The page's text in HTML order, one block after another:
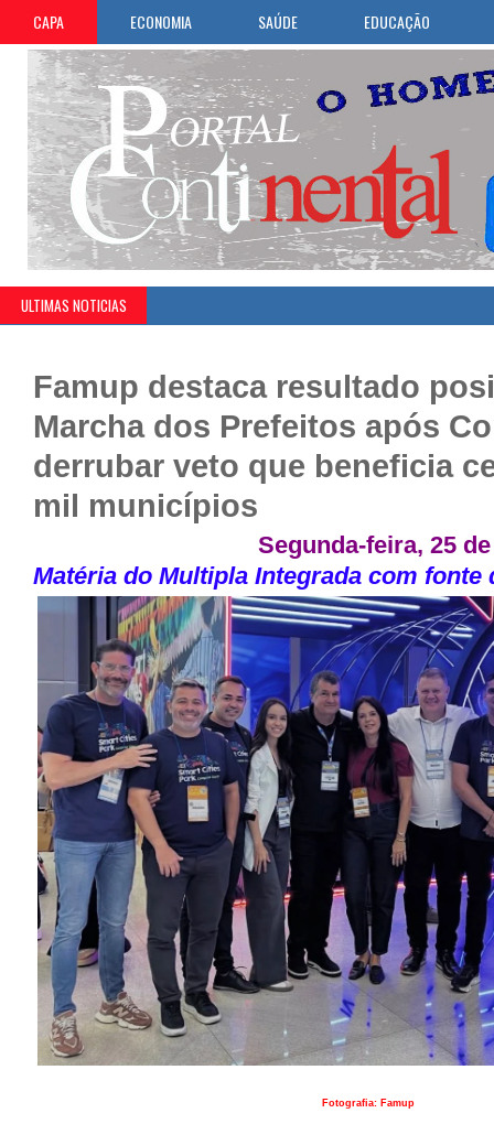
CAPA ECONOMIA SAÚDE EDUCAÇÃO
ULTIMAS NOTICIAS
Famup destaca resultado
Marcha dos Prefeitos após
derrubar veto que beneficia
mil municípios
Segunda-feira, 25
Matéria do Multipla Integrada com fonte
Fotografia: Famup